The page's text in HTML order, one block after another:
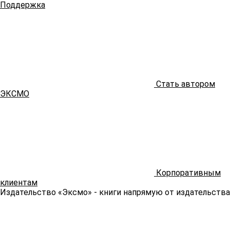
Поддержка
Стать автором
ЭКСМО
Корпоративным
клиентам
Издательство «Эксмо» - книги напрямую от издательства